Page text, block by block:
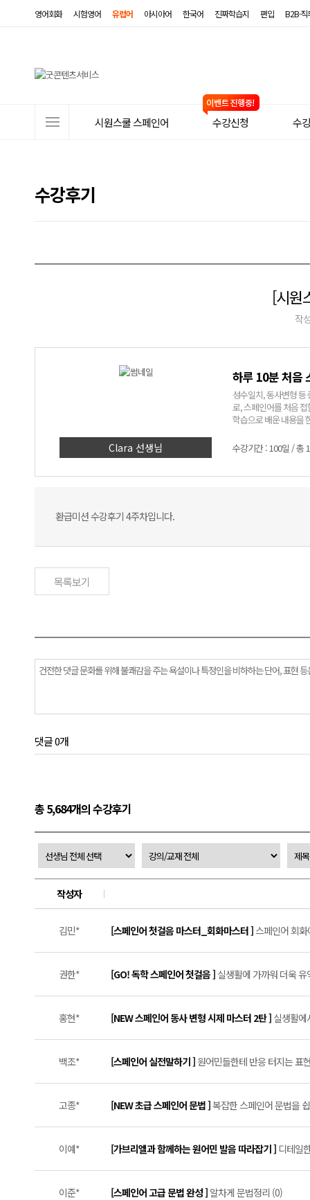
영어회화 시험영어 유럽어 아시아어 한국어 진짜학습지 편입 B2B·
뉴
시원스쿨 스페인어 수강신청 수
수강후기
[시원
작
Clara 선생님
하루 10분 처음
성수일치, 동사변형 등
로, 스페인어를 처음
학습으로 배운 내용을
수강기간 : 100일 / 총
환급미션 수강후기 4주차입니다.
목록보기
댓글 0개
총 5,684개의 수강후기
작성자
김민* [스페인어 첫걸음 마스터_회화마스터 ]스페인어 회
권한* [GO! 독학 스페인어 첫걸음 ] 실생활에 가까워 더욱
홍현* [NEW 스페인어 동사 변형 시제 마스터 2탄 ] 실생활에
백조* [스페인어 실전말하기 ] 원어민들한테 반응 터지는 표
고종* [NEW 초급 스페인어 문법 ]복잡한 스페인어 문법을
이예* [가브리엘과 함께하는 원어민 발음 따라잡기 ] 디테일
이준* [스페인어 고급 문법 완성 ] 알차게 문법정리 (0)